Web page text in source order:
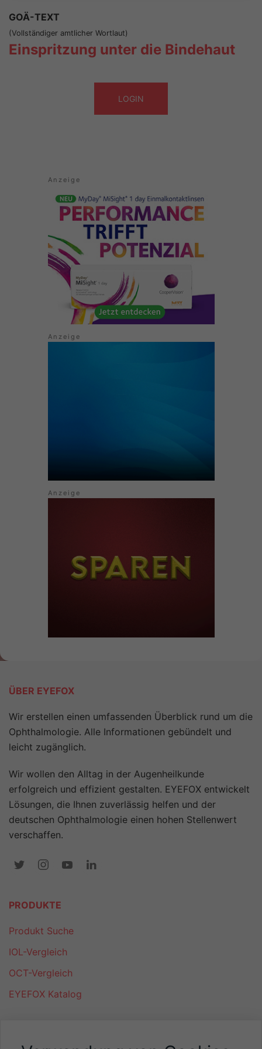
GOÄ-TEXT
(Vollständiger amtlicher Wortlaut)
Einspritzung unter die Bindehaut
LOGIN
ÜBER EYEFOX
Wir erstellen einen umfassenden Überblick rund um die
Ophthalmologie. Alle Informationen gebündelt und
leicht zugänglich.
Wir wollen den Alltag in der Augenheilkunde
erfolgreich und effizient gestalten. EYEFOX entwickelt
Lösungen, die Ihnen zuverlässig helfen und der
deutschen Ophthalmologie einen hohen Stellenwert
verschaffen.
PRODUKTE
Produkt Suche
IOL-Vergleich
OCT-Vergleich
EYEFOX Katalog